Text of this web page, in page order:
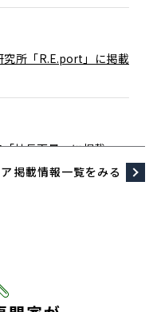
証実験を開始～新た
究所「R.E.port」に掲載
社長百景」に掲載
掲載情報一覧をみる